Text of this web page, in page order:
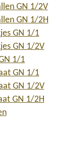
GN 1/2V
GN 1/2H
GN 1/1
GN 1/2V
1/1
GN 1/1
GN 1/2V
GN 1/2H